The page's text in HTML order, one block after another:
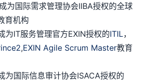
国际需求管理协会IIBA授权的全球
育机构
IT服务管理官方EXIN授权的ITIL，
,EXIN Agile Scrum Master教育
国际信息审计协会ISACA授权的